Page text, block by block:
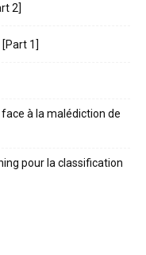
2]
1]
à la malédiction de
pour la classification